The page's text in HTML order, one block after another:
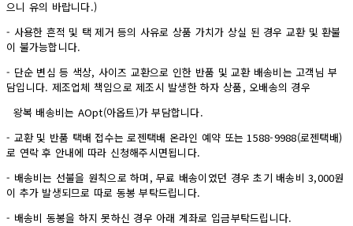
으니 유의 바랍니다.)
- 사용한 흔적 및 택 제거 등의 사유로 상품 가치가 상실 된 경우 교환 및 환불
이 불가능합니다.
- 단순 변심 등 색상, 사이즈 교환으로 인한 반품 및 교환 배송비는 고객님 부
담입니다. 제조업체 책임으로 제조시 발생한 하자 상품, 오배송의 경우
왕복 배송비는 AOpt(아옵트)가 부담합니다.
- 교환 및 반품 택배 접수는 로젠택배 온라인 예약 또는 1588-9988(로젠택배)
로 연락 후 안내에 따라 신청해주시면됩니다.
- 배송비는 선불을 원칙으로 하며, 무료 배송이였던 경우 초기 배송비 3,000원
이 추가 발생되므로 따로 동봉 부탁드립니다.
- 배송비 동봉을 하지 못하신 경우 아래 계좌로 입금부탁드립니다.